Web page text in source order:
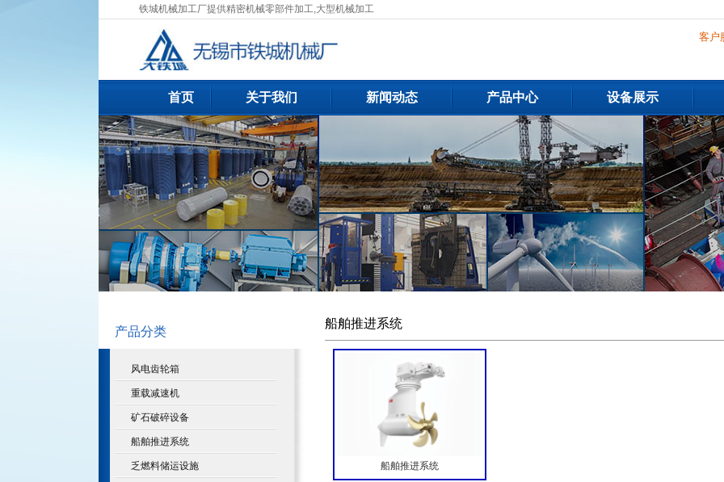
铁城机械加工厂提供精密机械零部件加工,大型机械加工
客户
首页 关于我们 新闻动态 产品中心 设备展示
产品分类
风电齿轮箱
重载减速机
矿石破碎设备
船舶推进系统
乏燃料储运设施
船舶推进系统
船舶推进系统